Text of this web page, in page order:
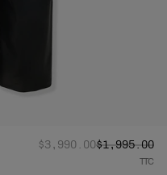
Prix d'origine:
$3,990.00Prix
$1,995.00
TTC